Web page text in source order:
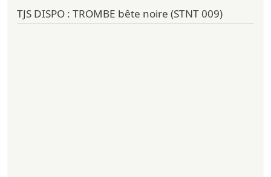
TJS DISPO : TROMBE bête noire (STNT 009)